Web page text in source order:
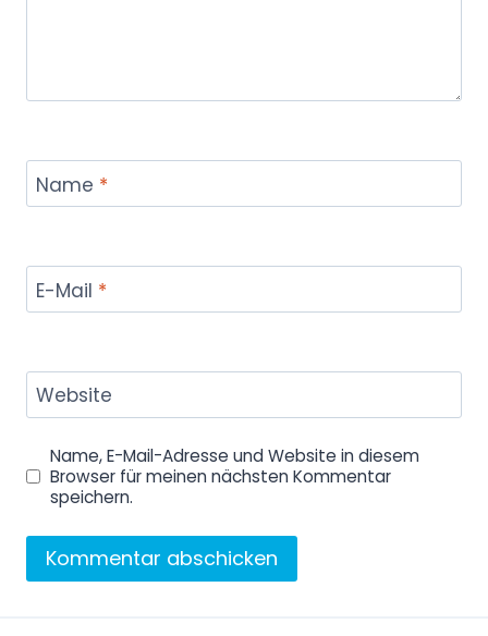
Name *
E-Mail *
Website
Name, E-Mail-Adresse und Website in diesem
Browser für meinen nächsten Kommentar
speichern.